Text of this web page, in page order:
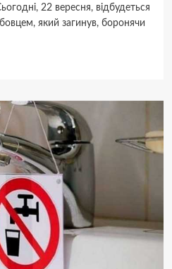
22 вересня, відбудеться
який загинув, боронячи